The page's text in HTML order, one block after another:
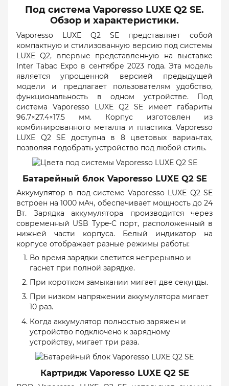
Под система Vaporesso LUXE Q2 SE.
Обзор и характеристики.
Vaporesso LUXE Q2 SE представляет собой
компактную и стилизованную версию под системы
LUXE Q2, впервые представленную на выставке
Inter Tabac Expo в сентябре 2023 года. Эта модель
является упрощенной версией предыдущей
модели и предлагает пользователям удобство,
функциональность в одном устройстве. Под
система Vaporesso LUXE Q2 SE имеет габариты
96.7×27.4×17.5 мм. Корпус изготовлен из
комбинированного металла и пластика. Vaporesso
LUXE Q2 SE доступна в 8 цветовых вариантах,
позволяя подобрать устройство под любой стиль.
Батарейный блок Vaporesso LUXE Q2 SE
Аккумулятор в под-системе Vaporesso LUXE Q2 SE
встроен на 1000 мАч, обеспечивает мощность до 24
Вт. Зарядка аккумулятора производится через
современный USB Type-C порт, расположенный в
нижней части корпуса. Белый индикатор на
корпусе отображает разные режимы работы:
Во время зарядки светится непрерывно и
гаснет при полной зарядке.
При коротком замыкании мигает две секунды.
При низком напряжении аккумулятора мигает
10 раз.
Когда аккумулятор полностью заряжен и
устройство подключено к зарядному
устройству, мигает три раза.
Картридж Vaporesso LUXE Q2 SE